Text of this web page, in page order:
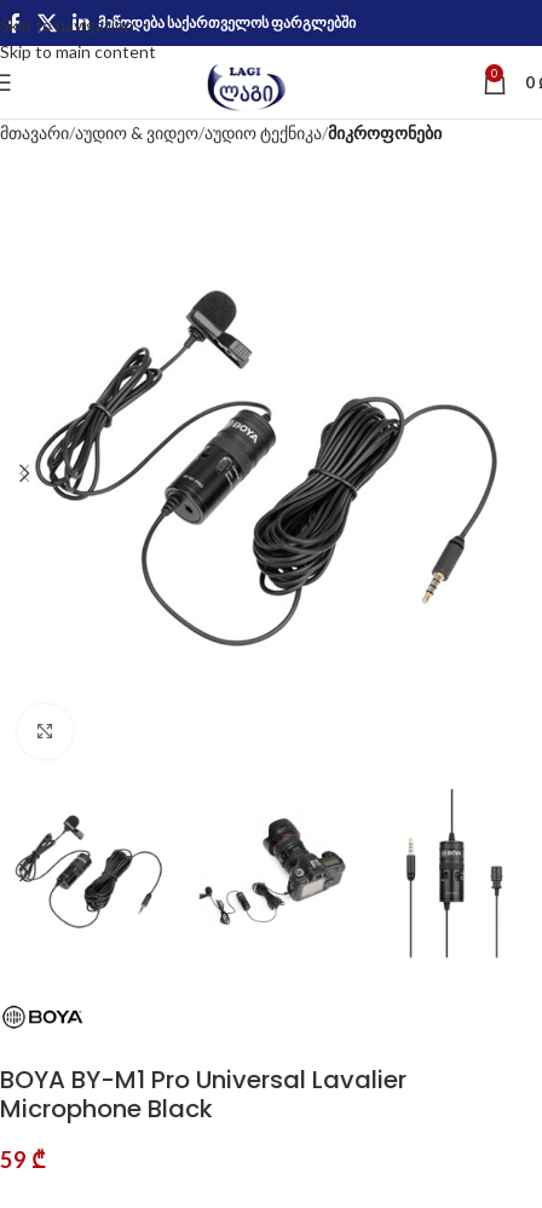
Skip to navigation
Skip to main content
მიწოდება საქართველოს ფარგლებში
0 0
მთავარი აუდიო & ვიდეო აუდიო ტექნიკა მიკროფონები
BOYA BY-M1 Pro Universal Lavalier
Microphone Black
59 ₾